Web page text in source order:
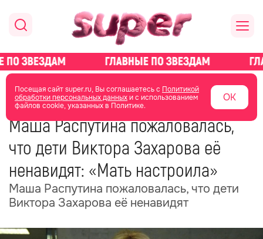
Посещая сайт super.ru, Вы соглашаетесь с Политикой
обработки персональных данныхи с использованием
файлов cookie, указанных в Политике.
ОК
главная новости о звездах новости
28 октября 2025 04:37
Маша Распутина пожаловалась,
что дети Виктора Захарова её
ненавидят: «Мать настроила»
Маша Распутина пожаловалась, что дети
Виктора Захарова её ненавидят